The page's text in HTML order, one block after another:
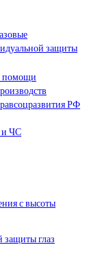
защиты
помощи
РФ
и ЧС
с высоты
защиты глаз